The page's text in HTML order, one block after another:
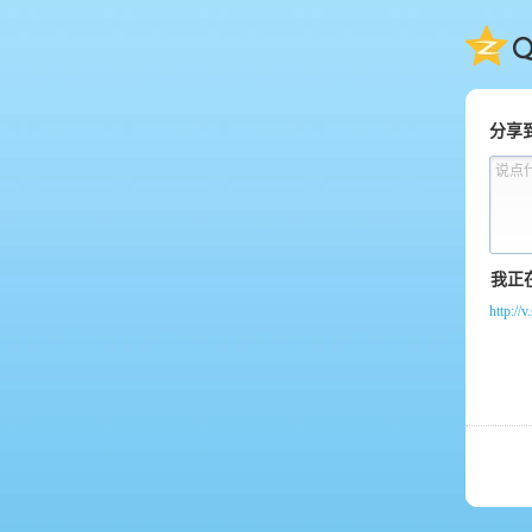
QQ
分享
说点
http://